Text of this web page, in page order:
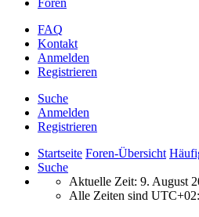
FAQ
Kontakt
Anmelden
Registrieren
Suche
Anmelden
Registrieren
Startseite Foren-Übersicht
Suche
Aktuelle Zeit: 9. August
Alle Zeiten sind